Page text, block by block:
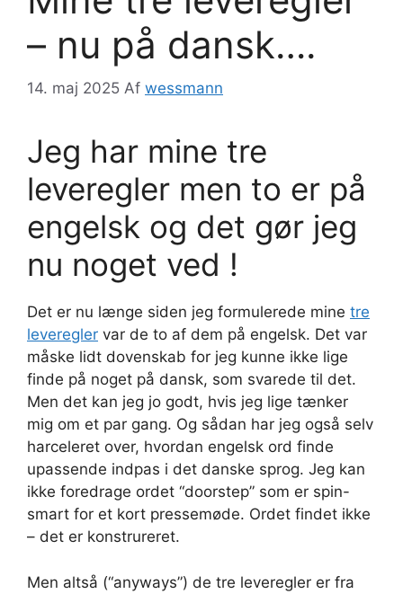
– nu på dansk….
14. maj 2025 Af wessmann
Jeg har mine tre
leveregler men to er på
engelsk og det gør jeg
nu noget ved !
Det er nu længe siden jeg formulerede mine tre
leveregler var de to af dem på engelsk. Det var
måske lidt dovenskab for jeg kunne ikke lige
finde på noget på dansk, som svarede til det.
Men det kan jeg jo godt, hvis jeg lige tænker
mig om et par gang. Og sådan har jeg også selv
harceleret over, hvordan engelsk ord finde
upassende indpas i det danske sprog. Jeg kan
ikke foredrage ordet “doorstep” som er spin-
smart for et kort pressemøde. Ordet findet ikke
– det er konstrureret.
Men altså (“anyways”) de tre leveregler er fra